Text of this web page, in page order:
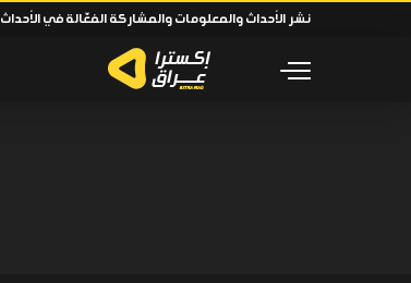
نشر الأحداث والمعلومات والمشاركة الفعّالة في الأحداث